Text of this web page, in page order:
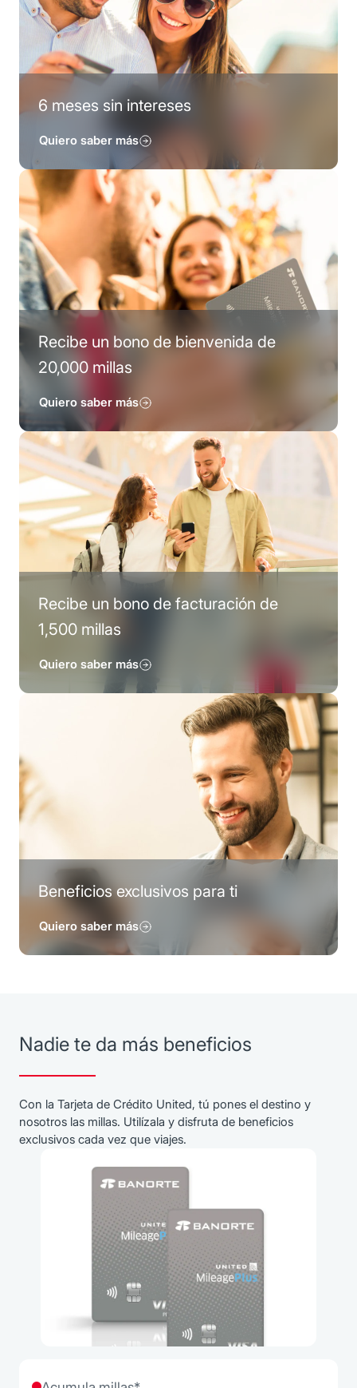
6 meses sin intereses
Quiero saber más
Recibe un bono de bienvenida de
20,000 millas
Quiero saber más
Recibe un bono de facturación de
1,500 millas
Quiero saber más
Beneficios exclusivos para ti
Quiero saber más
Nadie te da más beneficios
Con la Tarjeta de Crédito United, tú pones el destino y
nosotros las millas. Utilízala y disfruta de beneficios
exclusivos cada vez que viajes.